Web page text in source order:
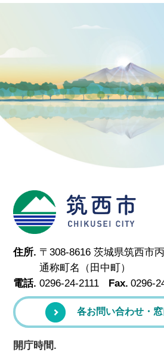
住所. 〒308-8616 茨城県筑西市
通称町名（田中町）
電話. 0296-24-2111 Fax. 0296-
各お問い合わせ・
開庁時間.